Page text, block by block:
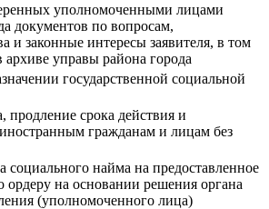
уполномоченными лицами
документов по вопросам,
и законные интересы заявителя, в том
архиве управы района города
государственной социальной
срока действия и
гражданам и лицам без
социального найма на предоставленное
на основании решения органа
(уполномоченного лица)